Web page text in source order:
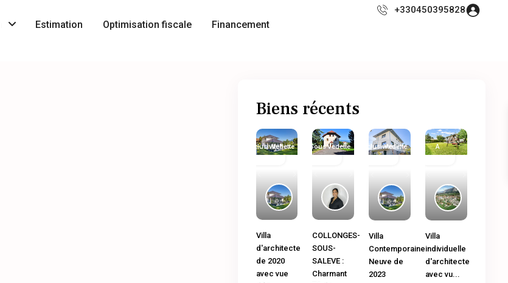
Estimation Optimisation fiscale Financement
+330450395828
Biens récents
Vedette
Exclusivité
Villa
d'architecte
de 2020
avec vue
Vedette
Immobilier
Sous
COLLONGES-
SOUS-
SALEVE :
Charmant
Vedette
Immobilier
Exclusivité
Villa
Contemporaine
Neuve de
2023
Immobilier
A
Villa
individuelle
d'architecte
avec vu...